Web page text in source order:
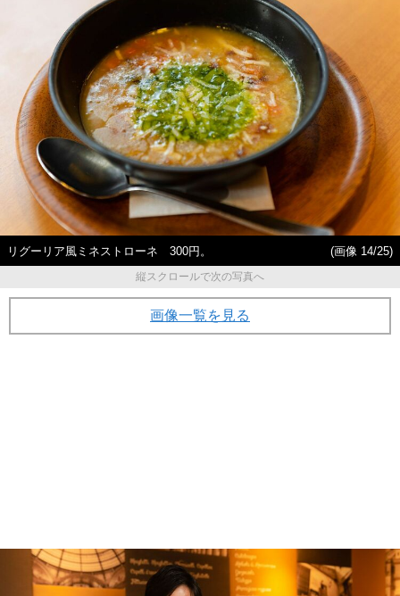
リグーリア風ミネストローネ 300円。
(画像 14/25)
縦スクロールで次の写真へ
画像一覧を見る